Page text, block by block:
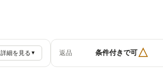
詳細を見る ▼ 返品 条件付きで可△